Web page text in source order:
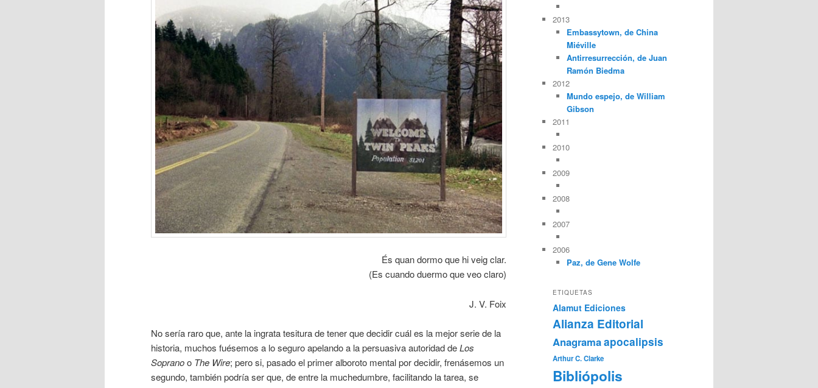
És quan dormo que hi veig clar.
(Es cuando duermo que veo claro)
J. V. Foix
No sería raro que, ante la ingrata tesitura de tener que decidir cuál es la mejor serie de la
historia, muchos fuésemos a lo seguro apelando a la persuasiva autoridad deLos
Sopranoo The Wire; pero si, pasado el primer alboroto mental por decidir, frenásemos un
segundo, también podría ser que, de entre la muchedumbre, facilitando la tarea, se
2013
Embassytown, de China
Miéville
Antirresurrección, de Juan
Ramón Biedma
2012
Mundo espejo, de William
Gibson
2011
2010
2009
2008
2007
2006
Paz, de Gene Wolfe
ETIQUETAS
Alamut Ediciones
Alianza Editorial
Anagramaapocalipsis
Arthur C. Clarke
Bibliópolis